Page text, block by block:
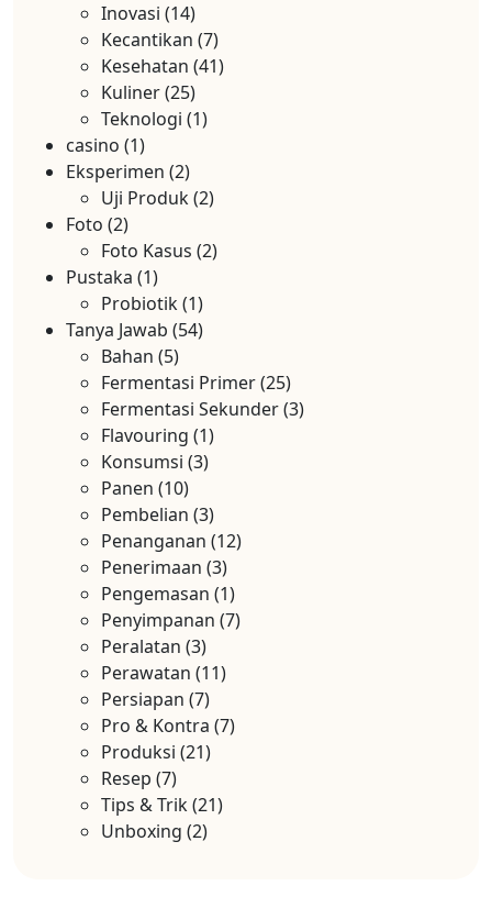
Inovasi (14)
Kecantikan (7)
Kesehatan (41)
Kuliner(25)
Teknologi (1)
casino (1)
Eksperimen (2)
Uji Produk(2)
Foto (2)
Foto Kasus (2)
Pustaka (1)
Probiotik(1)
Tanya Jawab (54)
Bahan (5)
Fermentasi Primer(25)
Fermentasi Sekunder(3)
Flavouring (1)
Konsumsi (3)
Panen (10)
Pembelian (3)
Penanganan (12)
Penerimaan (3)
Pengemasan (1)
Penyimpanan (7)
Peralatan (3)
Perawatan (11)
Persiapan (7)
Pro & Kontra (7)
Produksi (21)
Resep (7)
Tips & Trik(21)
Unboxing (2)